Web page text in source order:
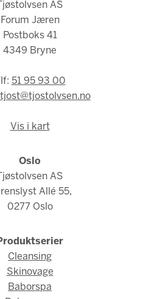
Tjøstolvsen AS
Forum Jæren
Postboks 41
4349 Bryne
51 95 93 00
tjost@tjostolvsen.no
Vis i kart
Oslo
Tjøstolvsen AS
Allé 55,
0277 Oslo
Cleansing
Skinovage
Baborspa